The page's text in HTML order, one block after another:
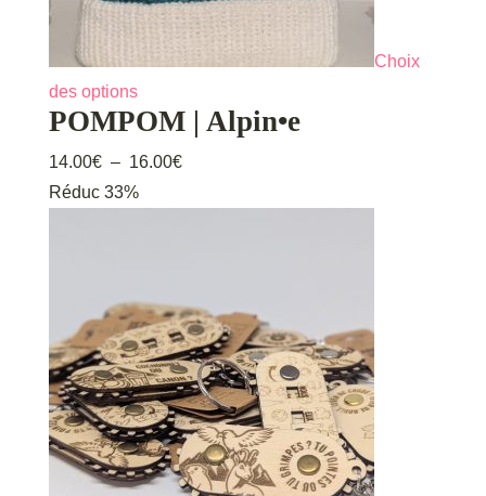
Choix
des optionsCe
produit
a
variations.
peuvent
être
choisies
sur
la
page
du
POMPOM | Alpin•e
14.00€ – 16.00€Plage
16.00€
Réduc 33%